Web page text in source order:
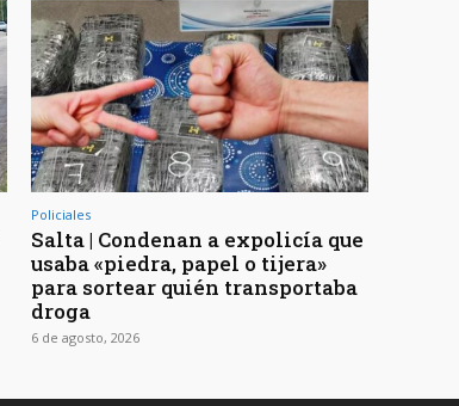
Policiales
Salta | Condenan a expolicía que
usaba «piedra, papel o tijera»
para sortear quién transportaba
droga
6 de agosto, 2026